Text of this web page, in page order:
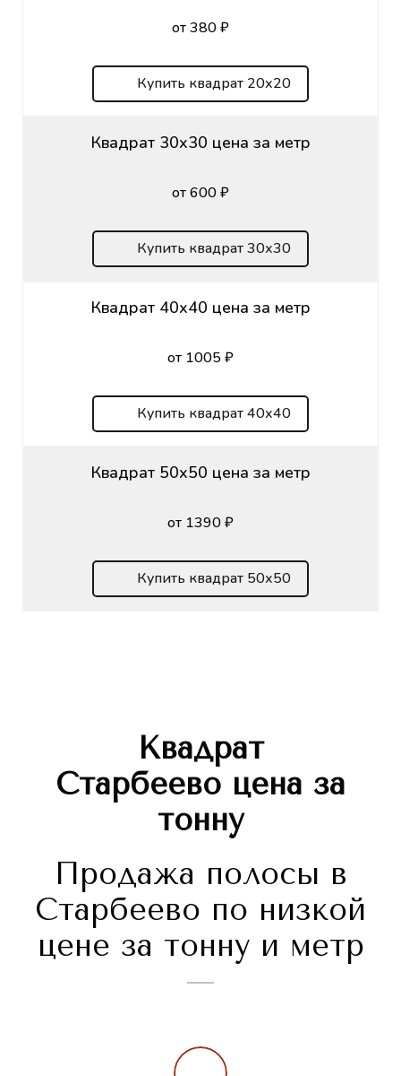
от 380 ₽
Купить квадрат 20х20
Квадрат 30х30 цена за метр
от 600 ₽
Купить квадрат 30х30
Квадрат 40х40 цена за метр
от 1005 ₽
Купить квадрат 40х40
Квадрат 50х50 цена за метр
от 1390 ₽
Купить квадрат 50х50
Квадрат
Старбеево цена за
тонну
Продажа полосы в
Старбеево по низкой
цене за тонну и метр